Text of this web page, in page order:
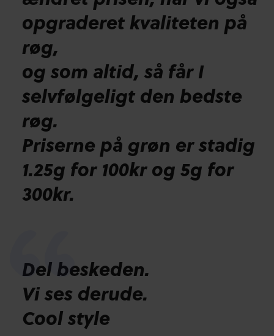
opgraderet kvaliteten på
røg,
og som altid, så får I
selvfølgeligt den bedste
røg.
Priserne på grøn er stadig
1.25g for 100kr og 5g for
300kr.
Del beskeden.
Vi ses derude.
Cool style